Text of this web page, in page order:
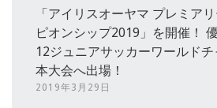
「アイリスオーヤマ プレミア
ピオンシップ2019」を開催！
12ジュニアサッカーワールドチ
本大会へ出場！
2019年3月29日